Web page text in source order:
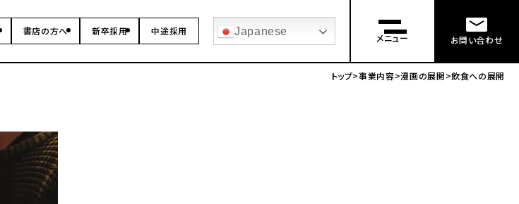
書店の方へ 新卒採用 中途採用 Japanese
メニュー お問い合わせ
トップ 事業内容 漫画の展開 飲食への展開